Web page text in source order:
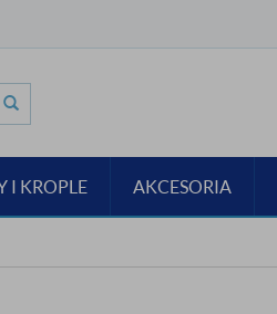
I KROPLE AKCESORIA